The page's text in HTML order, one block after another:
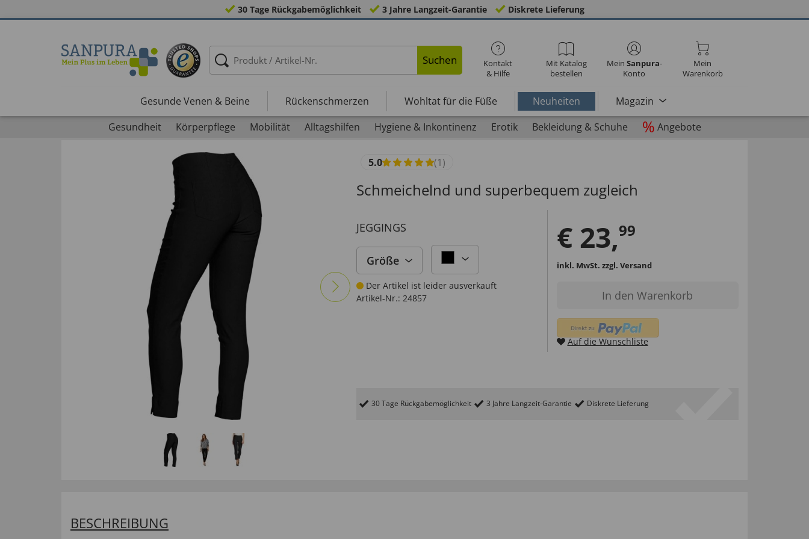
30 Tage Rückgabemöglichkeit 3 Jahre Langzeit-Garantie Diskrete Lieferung
Suchen
Kontakt
& Hilfe
Mit Katalog
bestellen
Mein Sanpura-
Konto
Mein
Warenkorb
Gesunde Venen & Beine Rückenschmerzen Wohltat für die Füße Neuheiten
Magazin
Gesundheit
Körperpflege Mobilität Alltagshilfen Hygiene & Inkontinenz Erotik Bekleidung & Schuhe % Angebote
5.0 (1)
Schmeichelnd und superbequem zugleich
JEGGINGS
Größe
Der Artikel ist leider ausverkauft
Artikel-Nr.: 24857
€ 23,99
inkl. MwSt. zzgl. Versand
In den Warenkorb
Auf die Wunschliste
30 Tage Rückgabemöglichkeit 3 Jahre Langzeit-Garantie Diskrete Lieferung
BESCHREIBUNG